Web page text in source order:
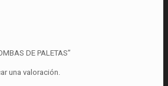
DE PALETAS”
una valoración.